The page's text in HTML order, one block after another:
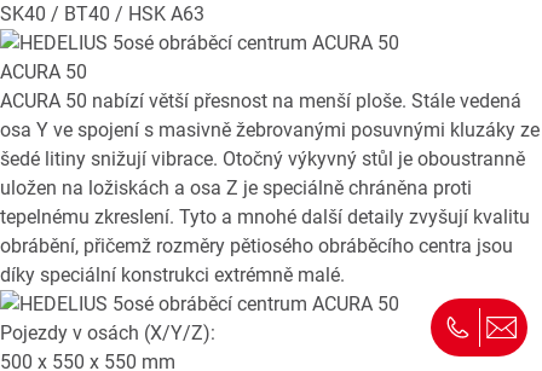
SK40 / BT40 / HSK A63
ACURA 50
ACURA 50 nabízí větší přesnost na menší ploše. Stále vedená
osa Y ve spojení s masivně žebrovanými posuvnými kluzáky ze
šedé litiny snižují vibrace. Otočný výkyvný stůl je oboustranně
uložen na ložiskách a osa Z je speciálně chráněna proti
tepelnému zkreslení. Tyto a mnohé další detaily zvyšují kvalitu
obrábění, přičemž rozměry pětiosého obráběcího centra jsou
díky speciální konstrukci extrémně malé.
Pojezdy v osách (X/Y/Z):
500 x 550 x 550 mm